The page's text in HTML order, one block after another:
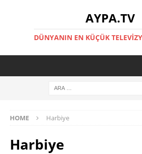
AYPA.TV
DÜNYANIN EN KÜÇÜK
HOME Harbiye
Harbiye